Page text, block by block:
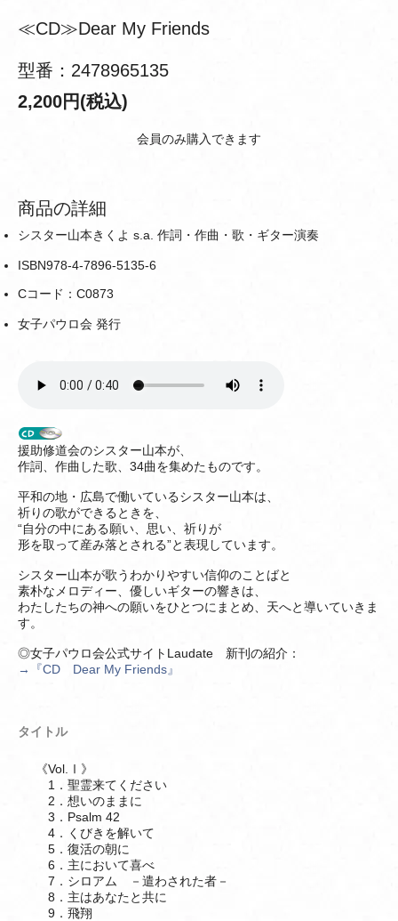
≪CD≫Dear My Friends
型番：2478965135
2,200円(税込)
会員のみ購入できます
商品の詳細
シスター山本きくよ s.a. 作詞・作曲・歌・ギター演奏
ISBN978-4-7896-5135-6
Cコード：C0873
女子パウロ会 発行
援助修道会のシスター山本が、
作詞、作曲した歌、34曲を集めたものです。
平和の地・広島で働いているシスター山本は、
祈りの歌ができるときを、
“自分の中にある願い、思い、祈りが
形を取って産み落とされる”と表現しています。
シスター山本が歌うわかりやすい信仰のことばと
素朴なメロディー、優しいギターの響きは、
わたしたちの神への願いをひとつにまとめ、天へと導いていきま
す。
◎女子パウロ会公式サイトLaudate 新刊の紹介：
→『CD Dear My Friends』
タイトル
《Vol.Ⅰ》
1．聖霊来てください
2．想いのままに
3．Psalm 42
4．くびきを解いて
5．復活の朝に
6．主において喜べ
7．シロアム －遣わされた者－
8．主はあなたと共に
9．飛翔